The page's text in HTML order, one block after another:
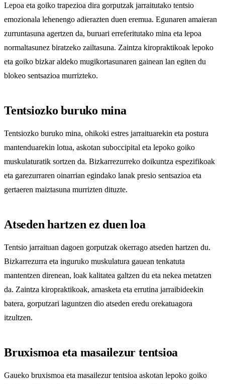
Lepoa eta goiko trapezioa dira gorputzak jarraitutako tentsio
emozionala lehenengo adierazten duen eremua. Egunaren amaieran
zurruntasuna agertzen da, buruari erreferitutako mina eta lepoa
normaltasunez biratzeko zailtasuna. Zaintza kiropraktikoak lepoko
eta goiko bizkar aldeko mugikortasunaren gainean lan egiten du
blokeo sentsazioa murrizteko.
Tentsiozko buruko mina
Tentsiozko buruko mina, ohikoki estres jarraituarekin eta postura
mantenduarekin lotua, askotan suboccipital eta lepoko goiko
muskulaturatik sortzen da. Bizkarrezurreko doikuntza espezifikoak
eta garezurraren oinarrian egindako lanak presio sentsazioa eta
gertaeren maiztasuna murrizten dituzte.
Atseden hartzen ez duen loa
Tentsio jarraituan dagoen gorputzak okerrago atseden hartzen du.
Bizkarrezurra eta inguruko muskulatura gauean tenkatuta
mantentzen direnean, loak kalitatea galtzen du eta nekea metatzen
da. Zaintza kiropraktikoak, arnasketa eta errutina jarraibideekin
batera, gorputzari laguntzen dio atseden eredu orekatuagora
itzultzen.
Bruxismoa eta masailezur tentsioa
Gaueko bruxismoa eta masailezur tentsioa askotan lepoko goiko